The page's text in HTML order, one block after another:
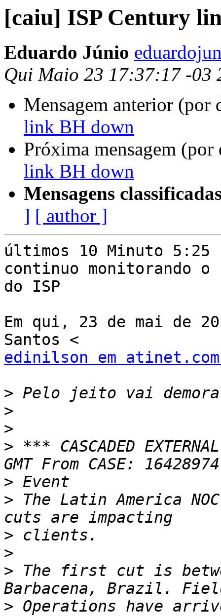
[caiu] ISP Century
Eduardo Júnio
Qui Maio 23 17:37:17 -03
Mensagem anterior (por
link BH down
Próxima mensagem
link BH down
Mensagens
] [ author ]
últimos 10 Minuto 5:25
continuo monitorando o
do ISP
Em qui, 23 de mai de
edinilson em
>
>
>
> *** CASCADED
>
> The Latin America
>
>
> The first cut is
> Operations have